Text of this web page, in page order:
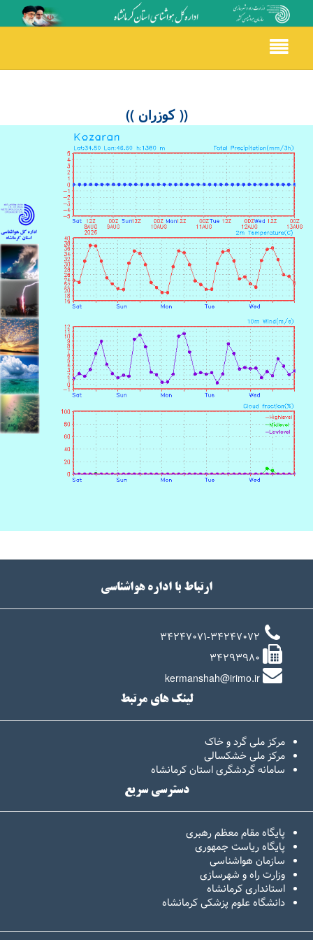
Toggle
navigation
(( کوزران ))
ارتباط با اداره هواشناسی
34247071-34247072
34293980
kermanshah@irimo.ir
لینک های مرتبط
مرکز ملی گرد و خاک
مرکز ملی خشکسالی
سامانه گردشگری استان کرمانشاه
دسترسی سریع
پایگاه مقام معظم رهبری
پایگاه ریاست جمهوری
سازمان هواشناسی
وزارت راه و شهرسازی
استانداری کرمانشاه
دانشگاه علوم پزشکی کرمانشاه